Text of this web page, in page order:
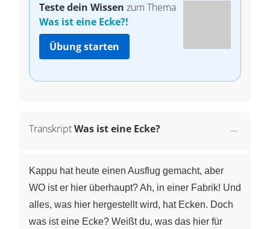
Teste dein Wissen zum Thema
Was ist eine Ecke?!
Übung starten
TranskriptWas ist eine Ecke?
Kappu hat heute einen Ausflug gemacht, aber
WO ist er hier überhaupt? Ah, in einer Fabrik! Und
alles, was hier hergestellt wird, hat Ecken. Doch
was ist eine Ecke? Weißt du, was das hier für